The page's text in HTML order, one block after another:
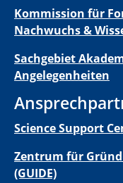
Kommission für
Nachwuchs &
Sachgebiet
Angelegenheiten
Science Support
Zentrum für
(GUIDE)